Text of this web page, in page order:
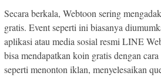
Secara berkala, Webtoon sering
gratis. Event seperti ini biasanya
aplikasi atau media sosial resmi LINE
bisa mendapatkan koin gratis dengan
seperti menonton iklan, menyelesaikan